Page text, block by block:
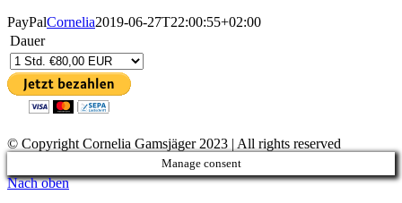
PayPalCornelia2019-06-27T22:00:55+02:00
Dauer
© Copyright Cornelia Gamsjäger 2023 | All rights reserved
Manage consent
Nach oben